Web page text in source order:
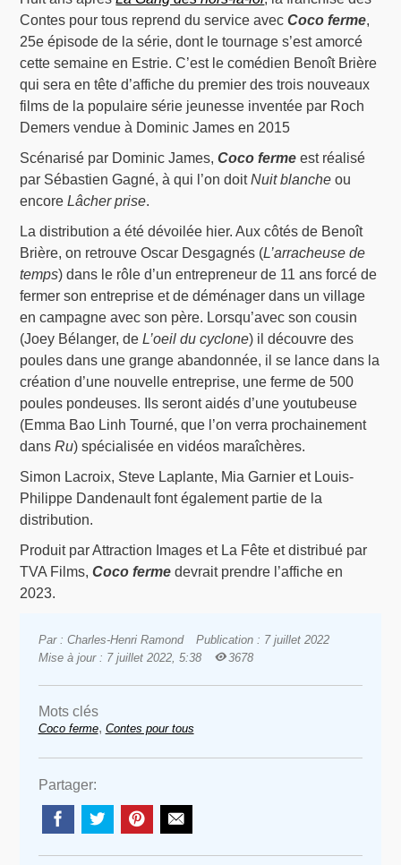
Contes pour tous reprend du service avecCoco ferme,
25e épisode de la série, dont le tournage s’est amorcé
cette semaine en Estrie. C’est le comédien Benoît Brière
qui sera en tête d’affiche du premier des trois nouveaux
films de la populaire série jeunesse inventée par Roch
Demers vendue à Dominic James en 2015
Scénarisé par Dominic James,Coco ferme est réalisé
par Sébastien Gagné, à qui l’on doitNuit blanche ou
encoreLâcher prise.
La distribution a été dévoilée hier. Aux côtés de Benoît
Brière, on retrouve Oscar Desgagnés (L’arracheuse de
temps) dans le rôle d’un entrepreneur de 11 ans forcé de
fermer son entreprise et de déménager dans un village
en campagne avec son père. Lorsqu’avec son cousin
(Joey Bélanger, deL’oeil du cyclone) il découvre des
poules dans une grange abandonnée, il se lance dans la
création d’une nouvelle entreprise, une ferme de 500
poules pondeuses. Ils seront aidés d’une youtubeuse
(Emma Bao Linh Tourné, que l’on verra prochainement
dansRu) spécialisée en vidéos maraîchères.
Simon Lacroix, Steve Laplante, Mia Garnier et Louis-
Philippe Dandenault font également partie de la
distribution.
Produit par Attraction Images et La Fête et distribué par
TVA Films,Coco ferme devrait prendre l’affiche en
2023.
Par : Charles-Henri Ramond
Publication : 7 juillet 2022
Mise à jour : 7 juillet 2022, 5:38
3678
Mots clés
Coco ferme, Contes pour tous
Partager: